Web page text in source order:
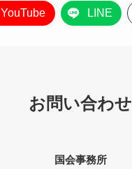
YouTube LINE
お問い合わせ
国会事務所